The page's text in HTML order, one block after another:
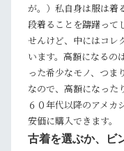
が。）私自身は服は着
段着ることを躊躇って
せんけど、中にはコレ
います。高額になるの
った希少なモノ、つま
なので、高額になった
６０年代以降のアメカ
安価に購入できます。
古着を選ぶか、ビ